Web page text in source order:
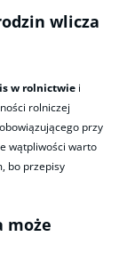
wlicza
w rolnictwie i
rolniczej
przy
wątpliwości warto
bo przepisy
może